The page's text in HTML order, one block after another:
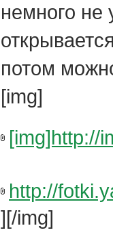
немного не
потом
[img]
[img]http://
http://
][/img]